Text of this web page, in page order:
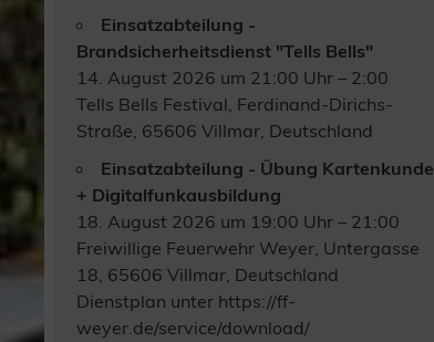
Einsatzabteilung -
Brandsicherheitsdienst "Tells Bells"
14. August 2026 um 21:00 Uhr – 2:00
Tells Bells Festival, Ferdinand-Dirichs-
Straße, 65606 Villmar, Deutschland
Einsatzabteilung - Übung Kartenkunde
+ Digitalfunkausbildung
18. August 2026 um 19:00 Uhr – 21:00
Freiwillige Feuerwehr Weyer, Untergasse
18, 65606 Villmar, Deutschland
Dienstplan unter https://ff-
weyer.de/service/download/